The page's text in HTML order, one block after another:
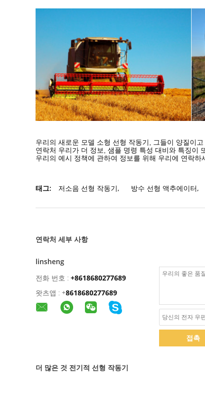
우리의 새로운 모델 소형 선형 작동기, 그들이 양질이
연락처 우리가 더 정보, 샘플 명령 특성 대비와 특징이
우리의 예시 정책에 관하여 정보를 위해 우리에 연락하
태그: 저소음 선형 작동기, 방수 선형 액추에이터,
연락처 세부 사항
linsheng
전화 번호 : +8618680277689
왓츠앱 : +8618680277689
접촉
더 많은 것 전기적 선형 작동기